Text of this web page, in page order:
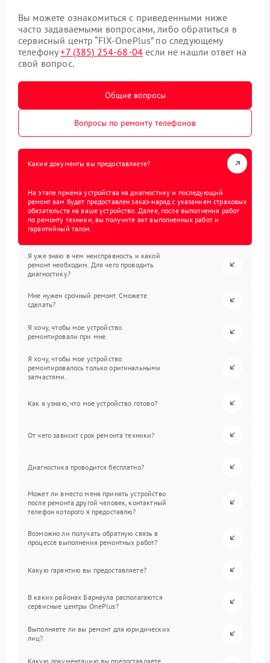
Вы можете ознакомиться с приведенными ниже
часто задаваемыми вопросами, либо обратиться в
сервисный центр “FIX-OnePlus” по следующему
телефону+7 (385) 254-68-04 если не нашли ответ на
свой вопрос.
Общие вопросы
Вопросы по ремонту телефонов
Какие документы вы предоставляете?
На этапе приема устройства на диагностику и последующий
ремонт вам будет предоставлен заказ-наряд с указанием страховых
обязательств на ваше устройство. Далее, после выполнения работ
по ремонту техники, вы получите акт выполненных работ и
гарантийный талон.
Я уже знаю в чем неисправность и какой
ремонт необходим. Для чего проводить
диагностику?
Мне нужен срочный ремонт. Сможете
сделать?
Я хочу, чтобы мое устройство
ремонтировали при мне.
Я хочу, чтобы мое устройство
ремонтировалось только оригинальными
запчастями.
Как я узнаю, что мое устройство готово?
От чего зависит срок ремонта техники?
Диагностика проводится бесплатно?
Может ли вместо меня принять устройство
после ремонта другой человек, контактный
телефон которого я предоставлю?
Возможно ли получать обратную связь в
процессе выполнения ремонтных работ?
Какую гарантию вы предоставляете?
В каких районах Барнаула располагаются
сервисные центры OnePlus?
Выполняете ли вы ремонт для юридических
лиц?
Какую документацию вы предоставляете